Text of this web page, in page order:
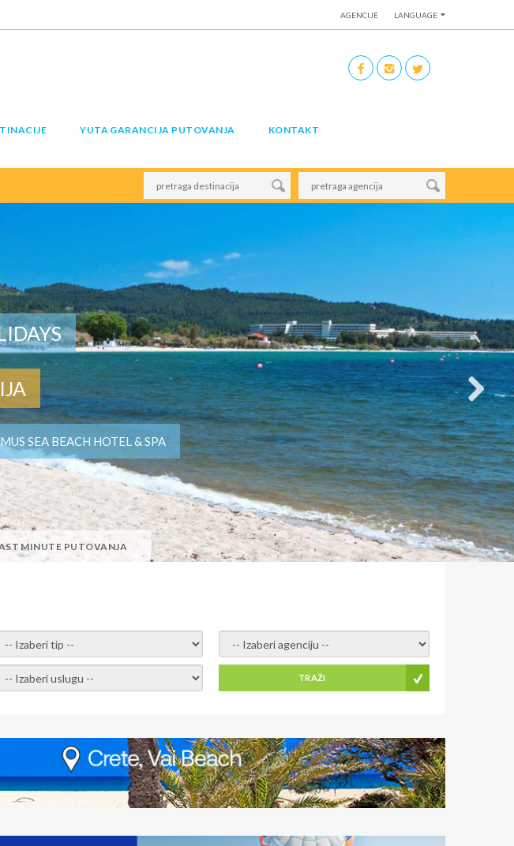
AGENCIJE LANGUAGE
YUTA GARANCIJA PUTOVANJA KONTAKT
SEA BEACH HOTEL & SPA
MINUTE PUTOVANJA
- izaberi tip - - izaberi agenciju -
- Izaberite uslugu - TRAŽI